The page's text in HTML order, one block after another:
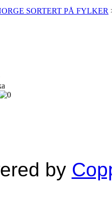
SORTERT PÅ FYLKER
by